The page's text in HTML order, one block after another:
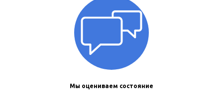
Мы оцениваем состояние